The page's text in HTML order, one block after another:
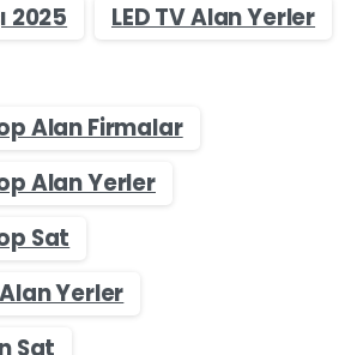
2025
LED TV Alan Yerler
Alan Firmalar
Alan Yerler
Sat
Yerler
Sat